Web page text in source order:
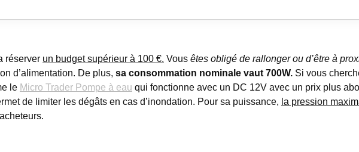
réserver un budget supérieur à 100 €. Vous êtes obligé de rallonger ou d’être à
d’alimentation. De plus, sa consommation nominale vaut 700W. Si vous
le Micro Trader Pompe à eau qui fonctionne avec un DC 12V avec un prix plus
de limiter les dégâts en cas d’inondation. Pour sa puissance, la pression